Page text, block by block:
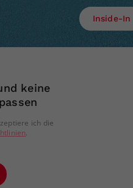
Inside-In
keine
ich die
.